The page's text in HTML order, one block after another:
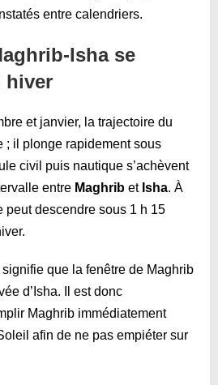
entre calendriers.
Isha se
hiver
et janvier, la trajectoire du
; il plonge rapidement sous
civil puis nautique s’achèvent
entre Maghrib et Isha. À
peut descendre sous 1 h 15
que la fenêtre de Maghrib
d’Isha. Il est donc
Maghrib immédiatement
afin de ne pas empiéter sur